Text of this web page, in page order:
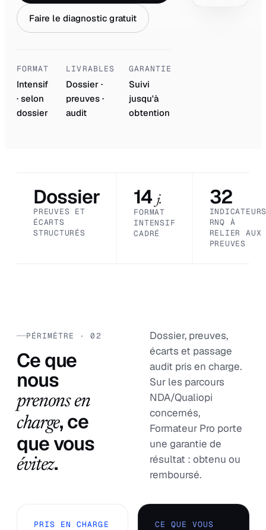
Faire le diagnostic gratuit
FORMAT
Intensif
· selon
dossier
LIVRABLES
Dossier ·
preuves ·
audit
GARANTIE
Suivi
jusqu'à
obtention
Dossier
PREUVES ET
ÉCARTS
STRUCTURÉS
14 j.
FORMAT
INTENSIF
CADRÉ
32
RNQ À
RELIER AUX
PREUVES
PÉRIMÈTRE · 02
Ce que
nous
prenons en
charge, ce
que vous
évitez.
Dossier, preuves,
écarts et passage
audit pris en charge.
Sur les parcours
NDA/Qualiopi
concernés,
Formateur Pro porte
une garantie de
résultat : obtenu ou
remboursé.
PRIS EN CHARGE
CE QUE VOUS